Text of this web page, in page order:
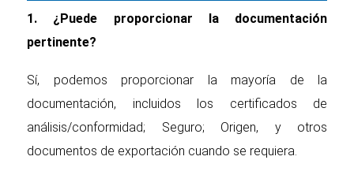
1. ¿Puede proporcionar la documentación
pertinente?
Sí, podemos proporcionar la mayoría de la
documentación, incluidos los certificados de
análisis/conformidad; Seguro; Origen, y otros
documentos de exportación cuando se requiera.